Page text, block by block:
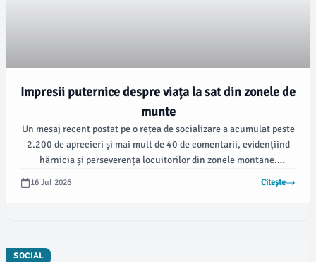
Impresii puternice despre viața la sat din zonele de
munte
Un mesaj recent postat pe o rețea de socializare a acumulat peste
2.200 de aprecieri și mai mult de 40 de comentarii, evidențiind
hărnicia și perseverența locuitorilor din zonele montane.
muncă și felul în care își continuă tradițiile așa cum au făcut
16 Jul 2026 Citește
SOCIAL